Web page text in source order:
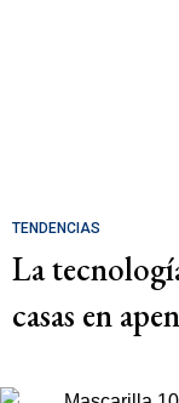
TENDENCIAS
La
casas en